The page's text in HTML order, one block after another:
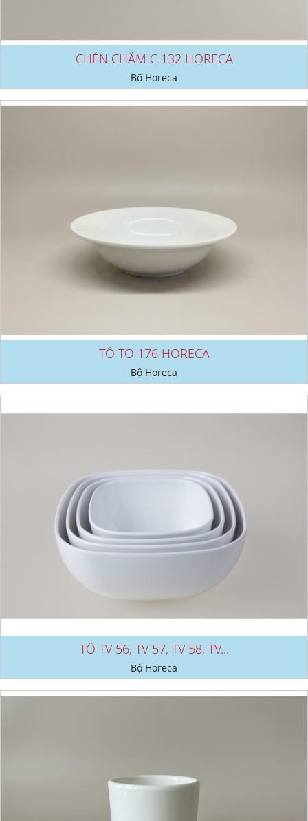
CHÉN CHẤM C 132 HORECA
Bộ Horeca
TÔ TO 176 HORECA
Bộ Horeca
TÔ TV 56, TV 57, TV 58, TV...
Bộ Horeca